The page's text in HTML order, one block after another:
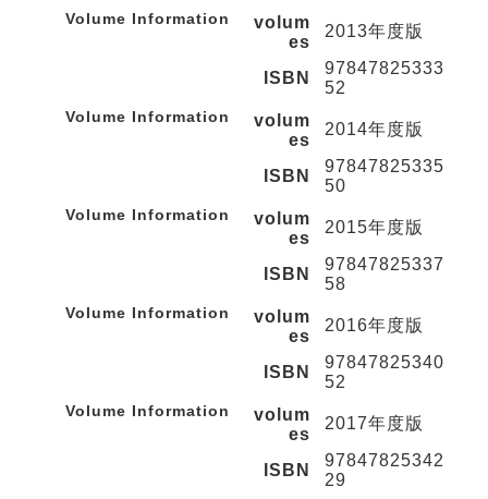
Volume Information
volum
es
2013年度版
ISBN
97847825333
52
Volume Information
volum
es
2014年度版
ISBN
97847825335
50
Volume Information
volum
es
2015年度版
ISBN
97847825337
58
Volume Information
volum
es
2016年度版
ISBN
97847825340
52
Volume Information
volum
es
2017年度版
ISBN
97847825342
29